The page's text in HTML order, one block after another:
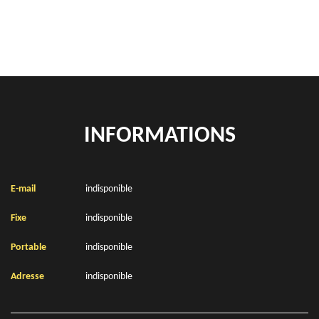
INFORMATIONS
E-mail indisponible
Fixe indisponible
Portable indisponible
Adresse indisponible